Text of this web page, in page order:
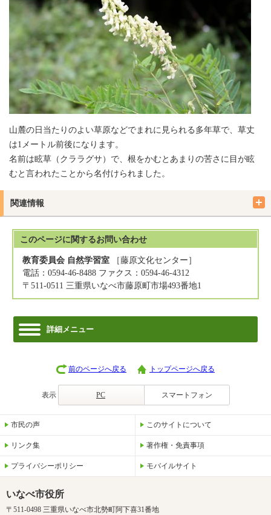
山麓の日当たりのよい草原などでまれに見られる多年草で、草丈
は1メートル前後になります。
名前は眩草（クララグサ）で、根をかむとあまりの苦さに目が眩
むと言われたことから名付けられました。
関連情報
このページに関するお問い合わせ
教育委員会 自然学習室 ［藤原文化センター］
電話：0594-46-8488 ファクス：0594-46-4312
〒511-0511 三重県いなべ市藤原町市場493番地1
詳細メニュー
前のページへ戻る トップページへ戻る
表示 PC スマートフォン
市民の声 このサイトについて
リンク集 著作権・免責事項
プライバシーポリシー モバイルサイト
いなべ市役所
〒511-0498 三重県いなべ市北勢町阿下喜31番地